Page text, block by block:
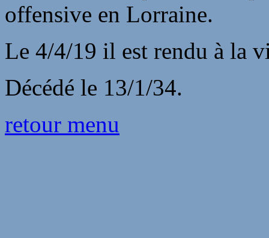
offensive en Lorraine.
Le 4/4/19 il est rendu à la
Décédé le 13/1/34.
retour menu